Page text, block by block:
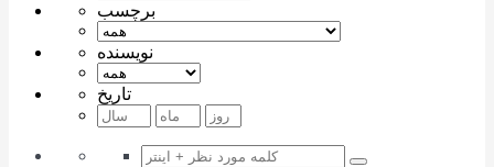
برچسب
نویسنده
تاریخ